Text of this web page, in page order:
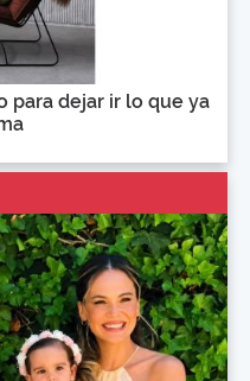
para dejar ir lo que ya